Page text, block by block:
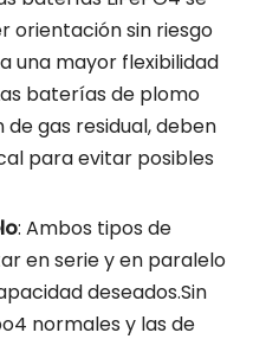
orientación sin riesgo
una mayor flexibilidad
baterías de plomo
gas residual, deben
para evitar posibles
: Ambos tipos de
en serie y en paralelo
deseados.Sin
normales y las de